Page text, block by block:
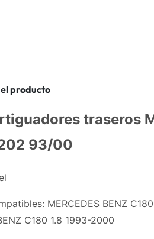
producto
traseros
93/00
MERCEDES BENZ
C180 1.8 1993-2000